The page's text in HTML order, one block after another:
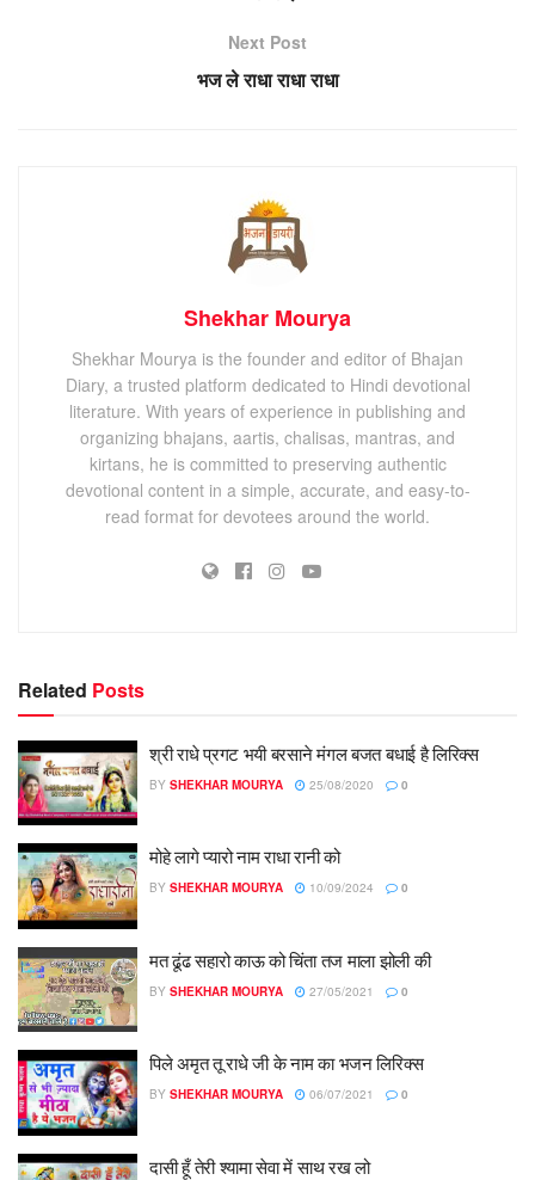
Next Post
भज ले राधा राधा राधा
Shekhar Mourya
Shekhar Mourya is the founder and editor of Bhajan
Diary, a trusted platform dedicated to Hindi devotional
literature. With years of experience in publishing and
organizing bhajans, aartis, chalisas, mantras, and
kirtans, he is committed to preserving authentic
devotional content in a simple, accurate, and easy-to-
read format for devotees around the world.
Related Posts
श्री राधे प्रगट भयी बरसाने मंगल बजत बधाई है लिरिक्स
BY SHEKHAR MOURYA 25/08/2020 0
मोहे लागे प्यारो नाम राधा रानी को
BY SHEKHAR MOURYA 10/09/2024 0
मत ढूंढ सहारो काऊ को चिंता तज माला झोली की
BY SHEKHAR MOURYA 27/05/2021 0
पिले अमृत तू राधे जी के नाम का भजन लिरिक्स
BY SHEKHAR MOURYA 06/07/2021 0
दासी हूँ तेरी श्यामा सेवा में साथ रख लो